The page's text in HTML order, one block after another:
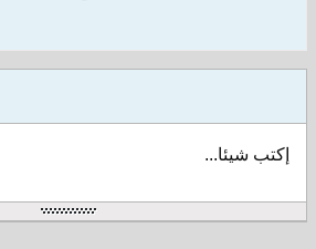
إكتب شيئا...